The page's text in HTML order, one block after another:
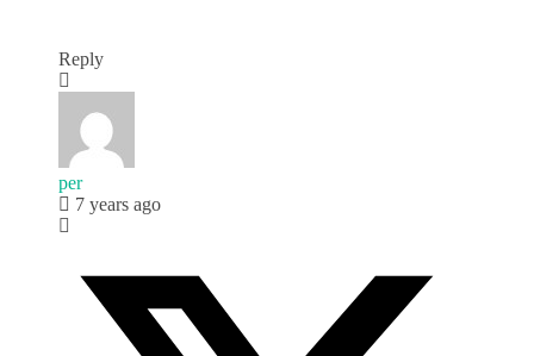
Reply
per
7 years ago